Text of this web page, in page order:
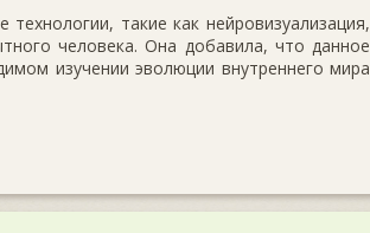
такие как нейровизуализация,
человека. Она добавила, что данное
изучении эволюции внутреннего мира